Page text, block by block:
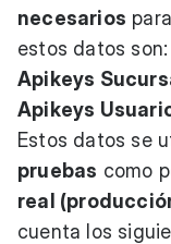
necesarios
estos datos son:
Apikeys
Apikeys
Estos datos se
pruebas como
real
cuenta los